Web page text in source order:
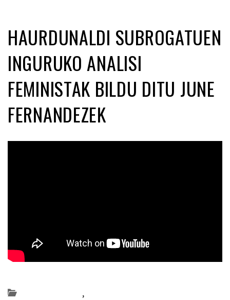
HAURDUNALDI SUBROGATUEN
INGURUKO ANALISI
FEMINISTAK BILDU DITU JUNE
FERNANDEZEK
,